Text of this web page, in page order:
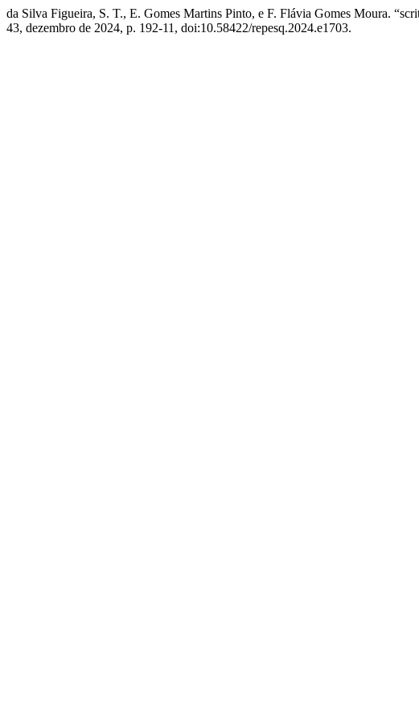
da Silva Figueira, S. T., E. Gomes Martins Pinto, e F. Flávia Gomes Moura.
43, dezembro de 2024, p. 192-11, doi:10.58422/repesq.2024.e1703.